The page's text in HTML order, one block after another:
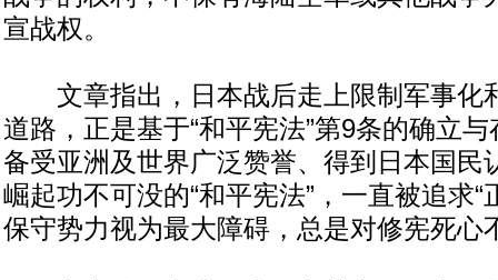
宣战权。
文章指出，日本战后走上限制军事化
道路，正是基于“和平宪法”第9条的确立
备受亚洲及世界广泛赞誉、得到日本国民
崛起功不可没的“和平宪法”，一直被追求“
保守势力视为最大障碍，总是对修宪死心